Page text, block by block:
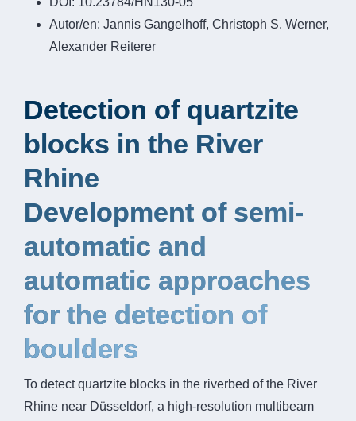
Autor/en: Jannis Gangelhoff, Christoph S. Werner,
Alexander Reiterer
Detection of quartzite
blocks in the River
Rhine
Development of semi-
automatic and
automatic approaches
for the detection of
boulders
To detect quartzite blocks in the riverbed of the River
Rhine near Düsseldorf, a high-resolution multibeam